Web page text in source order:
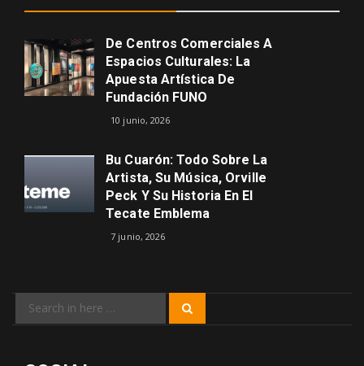
De Centros Comerciales A
Espacios Culturales: La
Apuesta Artística De
Fundación FUNO
10 junio, 2026
Bu Cuarón: Todo Sobre La
Artista, Su Música, Orville
Peck Y Su Historia En El
Tecate Emblema
7 junio, 2026
Search